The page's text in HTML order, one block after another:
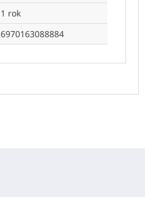
1 rok
6970163088884